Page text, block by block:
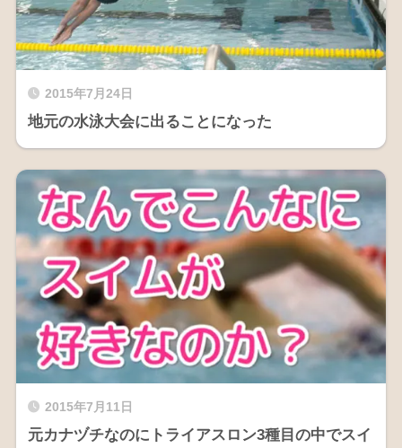
2015年7月24日
地元の水泳大会に出ることになった
2015年7月11日
元カナヅチなのにトライアスロン3種目の中でスイ